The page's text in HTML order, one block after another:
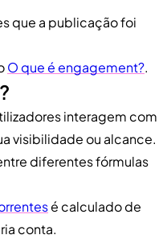
que a publicação foi
O que é engagement?.
interagem com
visibilidade ou alcance.
diferentes fórmulas
é calculado de
conta.